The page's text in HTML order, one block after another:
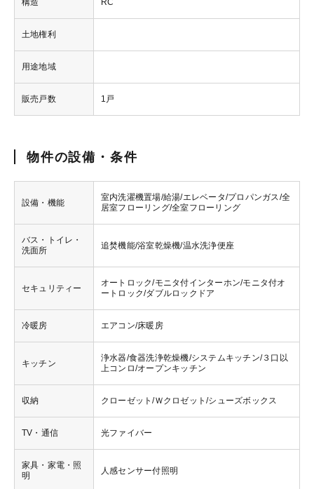
構造 RC
土地権利
用途地域
販売戸数 1戸
物件の設備・条件
設備・機能
室内洗濯機置場/給湯/エレベータ/プロパンガス/全
居室フローリング/全室フローリング
バス・トイレ・
洗面所
追焚機能/浴室乾燥機/温水洗浄便座
セキュリティー
オートロック/モニタ付インターホン/モニタ付オ
ートロック/ダブルロックドア
冷暖房 エアコン/床暖房
キッチン
浄水器/食器洗浄乾燥機/システムキッチン/３口以
上コンロ/オープンキッチン
収納 クローゼット/Ｗクロゼット/シューズボックス
TV・通信 光ファイバー
家具・家電・照
明
人感センサー付照明